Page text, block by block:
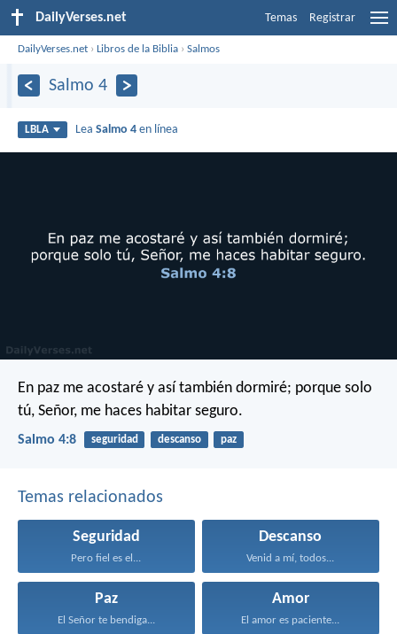
DailyVerses.net Temas Registrar
DailyVerses.net ›Libros de la Biblia ›Salmos
Salmo 4
LBLA LeaSalmo 4 en línea
En paz me acostaré y así también dormiré; porque solo
tú, Señor, me haces habitar seguro.
Salmo 4:8 seguridad descanso paz
Temas relacionados
Seguridad
Pero fiel es el...
Descanso
Venid a mí, todos...
Paz
El Señor te bendiga...
Amor
El amor es paciente...